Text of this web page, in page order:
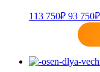
113 750₽ 93 750₽